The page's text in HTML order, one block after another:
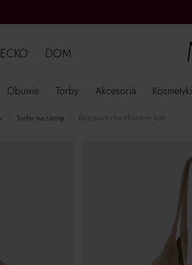
Obuwie Torby Akcesoria Kosmetyki
DOM
torby na ramię Beżowa torba Phantom Tote